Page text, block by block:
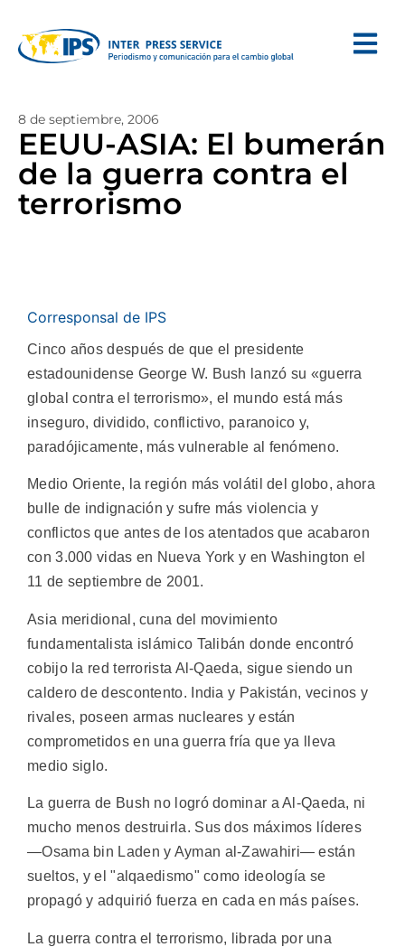
8 de septiembre, 2006
EEUU-ASIA: El bumerán
de la guerra contra el
terrorismo
Corresponsal de IPS
Cinco años después de que el presidente
estadounidense George W. Bush lanzó su «guerra
global contra el terrorismo», el mundo está más
inseguro, dividido, conflictivo, paranoico y,
paradójicamente, más vulnerable al fenómeno.
Medio Oriente, la región más volátil del globo, ahora
bulle de indignación y sufre más violencia y
conflictos que antes de los atentados que acabaron
con 3.000 vidas en Nueva York y en Washington el
11 de septiembre de 2001.
Asia meridional, cuna del movimiento
fundamentalista islámico Talibán donde encontró
cobijo la red terrorista Al-Qaeda, sigue siendo un
caldero de descontento. India y Pakistán, vecinos y
rivales, poseen armas nucleares y están
comprometidos en una guerra fría que ya lleva
medio siglo.
La guerra de Bush no logró dominar a Al-Qaeda, ni
mucho menos destruirla. Sus dos máximos líderes
—Osama bin Laden y Ayman al-Zawahiri— están
sueltos, y el "alqaedismo" como ideología se
propagó y adquirió fuerza en cada en más países.
La guerra contra el terrorismo, librada por una